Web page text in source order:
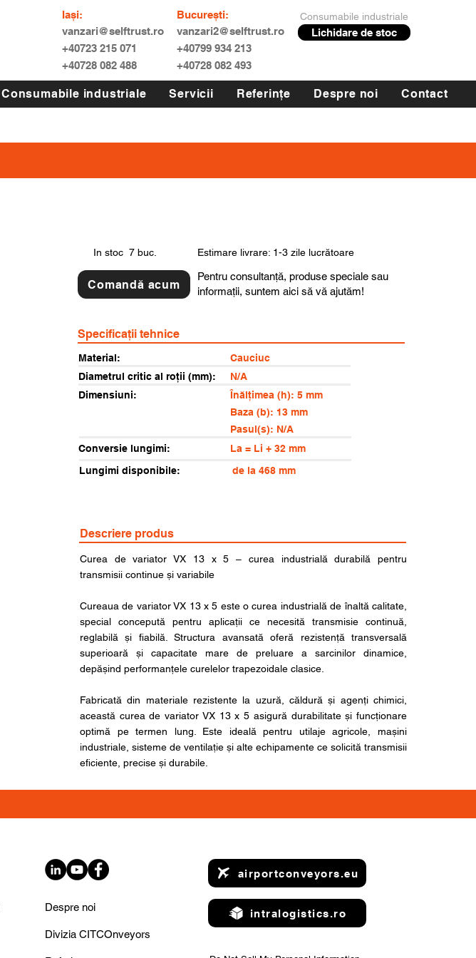
Iași:
vanzari@selftrust.ro
+40723 215 071
+40728 082 488
București:
vanzari2@selftrust.ro
+40799 934 213
+40728 082 493
Consumabile industriale
Lichidare de stoc
Consumabile industriale Servicii Referințe Despre noi Contact
In stoc 7 buc.
Comandă acum
Estimare livrare: 1-3 zile lucrătoare
Pentru consultanță, produse speciale sau
informații, suntem aici să vă ajutăm!
Specificații tehnice
Material:
Cauciuc
Diametrul critic al roții (mm):
N/A
Dimensiuni:
Înălțimea (h): 5 mm
Baza (b): 13 mm
Pasul(s): N/A
Conversie lungimi:
La = Li + 32 mm
Lungimi disponibile:
de la 468 mm
Descriere produs
Curea de variator VX 13 x 5 – curea industrială durabilă pentru
transmisii continue și variabile
Cureaua de variator VX 13 x 5 este o curea industrială de înaltă calitate,
special concepută pentru aplicații ce necesită transmisie continuă,
reglabilă și fiabilă. Structura avansată oferă rezistență transversală
superioară și capacitate mare de preluare a sarcinilor dinamice,
depășind performanțele curelelor trapezoidale clasice.
Fabricată din materiale rezistente la uzură, căldură și agenți chimici,
această curea de variator VX 13 x 5 asigură durabilitate și funcționare
optimă pe termen lung. Este ideală pentru utilaje agricole, mașini
industriale, sisteme de ventilație și alte echipamente ce solicită transmisii
eficiente, precise și durabile.
Despre noi
Divizia CITCOnveyors
airportconveyors.eu
intralogistics.ro